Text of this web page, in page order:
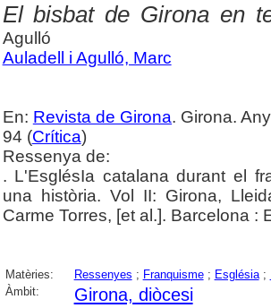
El bisbat de Girona en
Agulló
Auladell i Agulló, Marc
En: Revista de Girona. Girona.
94 (Crítica)
Ressenya de:
. L'EsglésIa catalana durant el
una història. Vol II: Girona,
Carme Torres, [et al.]. Barcelona :
Matèries: Ressenyes ; Franquisme; Església;
Àmbit:
Girona, diòcesi